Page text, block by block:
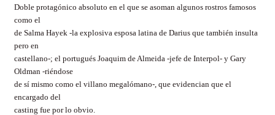
Doble protagónico absoluto en el que se asoman algunos rostros famosos
como el
de Salma Hayek -la explosiva esposa latina de Darius que también insulta
pero en
castellano-; el portugués Joaquim de Almeida -jefe de Interpol- y Gary
Oldman -riéndose
de sí mismo como el villano megalómano-, que evidencian que el
encargado del
casting fue por lo obvio.